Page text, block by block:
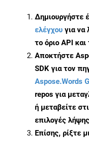
Δημιουργήστε
ελέγχου για να
το όριο API
Αποκτήστε
SDK για τον
Aspose.Words
repos για
ή μεταβείτε
επιλογές
Επίσης, ρίξτε